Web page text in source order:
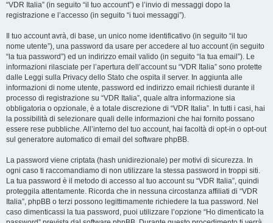
“VDR Italia” (in seguito “il tuo account”) e l’invio di messaggi dopo la
registrazione e l’accesso (in seguito “i tuoi messaggi”).
Il tuo account avrà, di base, un unico nome identificativo (in seguito “il tuo
nome utente”), una password da usare per accedere al tuo account (in seguito
“la tua password”) ed un indirizzo email valido (in seguito “la tua email”). Le
informazioni rilasciate per l’apertura dell’account su “VDR Italia” sono protette
dalle Leggi sulla Privacy dello Stato che ospita il server. In aggiunta alle
informazioni di nome utente, password ed indirizzo email richiesti durante il
processo di registrazione su “VDR Italia”, quale altra informazione sia
obbligatoria o opzionale, è a totale discrezione di “VDR Italia”. In tutti i casi, hai
la possibilità di selezionare quali delle informazioni che hai fornito possano
essere rese pubbliche. All’interno del tuo account, hai facoltà di opt-in o opt-out
sul generatore automatico di email del software phpBB.
La password viene criptata (hash unidirezionale) per motivi di sicurezza. In
ogni caso ti raccomandiamo di non utilizzare la stessa password in troppi siti.
La tua password è il metodo di accesso al tuo account su “VDR Italia”, quindi
proteggila attentamente. Ricorda che in nessuna circostanza affiliati di “VDR
Italia”, phpBB o terzi possono legittimamente richiedere la tua password. Nel
caso dimenticassi la tua password, puoi utilizzare l’opzione “Ho dimenticato la